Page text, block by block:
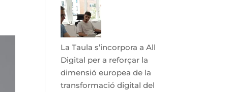
La Taula s’incorpora a All
Digital per a reforçar la
dimensió europea de la
transformació digital del